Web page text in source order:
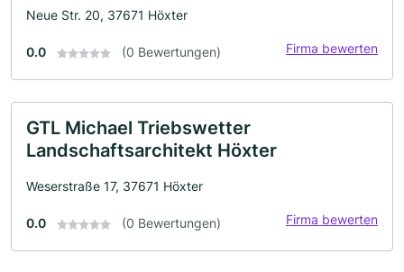
Neue Str. 20, 37671 Höxter
0.0 (0 Bewertungen) Firma bewerten
GTL Michael Triebswetter
Landschaftsarchitekt Höxter
Weserstraße 17, 37671 Höxter
0.0 (0 Bewertungen) Firma bewerten